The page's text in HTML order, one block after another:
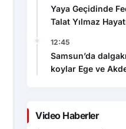
Yaya Geçidinde
Talat Yılmaz
12:45
Samsun’da
koylar Ege ve
Video Haberler